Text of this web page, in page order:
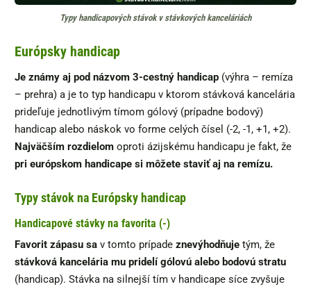
Typy handicapových stávok v stávkových kanceláriách
Európsky handicap
Je známy aj pod názvom 3-cestný handicap (výhra – remíza
– prehra) a je to typ handicapu v ktorom stávková kancelária
prideľuje jednotlivým tímom gólový (prípadne bodový)
handicap alebo náskok vo forme celých čísel (-2, -1, +1, +2).
Najväčším rozdielom oproti ázijskému handicapu je fakt, že
pri európskom handicape si môžete staviť aj na remízu.
Typy stávok na Európsky handicap
Handicapové stávky na favorita (-)
Favorit zápasu sa v tomto prípade znevýhodňuje tým, že
stávková kancelária mu pridelí gólovú alebo bodovú stratu
(handicap). Stávka na silnejší tím v handicape síce zvyšuje